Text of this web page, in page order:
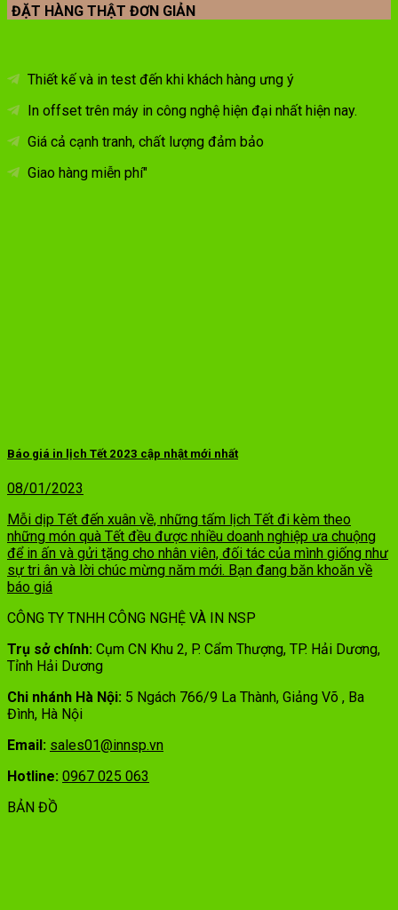
ĐẶT HÀNG THẬT ĐƠN GIẢN
Thiết kế và in test đến khi khách hàng ưng ý
In offset trên máy in công nghệ hiện đại nhất hiện nay.
Giá cả cạnh tranh, chất lượng đảm bảo
Giao hàng miễn phí"
Báo giá in lịch Tết 2023 cập nhật mới nhất
08/01/2023
Mỗi dịp Tết đến xuân về, những tấm lịch Tết đi kèm theo
những món quà Tết đều được nhiều doanh nghiệp ưa chuộng
để in ấn và gửi tặng cho nhân viên, đối tác của mình giống như
sự tri ân và lời chúc mừng năm mới. Bạn đang băn khoăn về
báo giá
CÔNG TY TNHH CÔNG NGHỆ VÀ IN NSP
Trụ sở chính: Cụm CN Khu 2, P. Cẩm Thượng, TP. Hải Dương,
Tỉnh Hải Dương
Chi nhánh Hà Nội: 5 Ngách 766/9 La Thành, Giảng Võ , Ba
Đình, Hà Nội
Email: sales01@innsp.vn
Hotline: 0967 025 063
BẢN ĐỒ